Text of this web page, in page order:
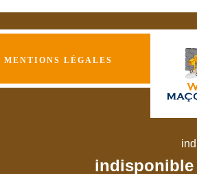
MENTIONS LÉGALES
indisponible